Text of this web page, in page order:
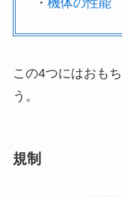
・ 機体の性能
この4つにはおも
う。
規制